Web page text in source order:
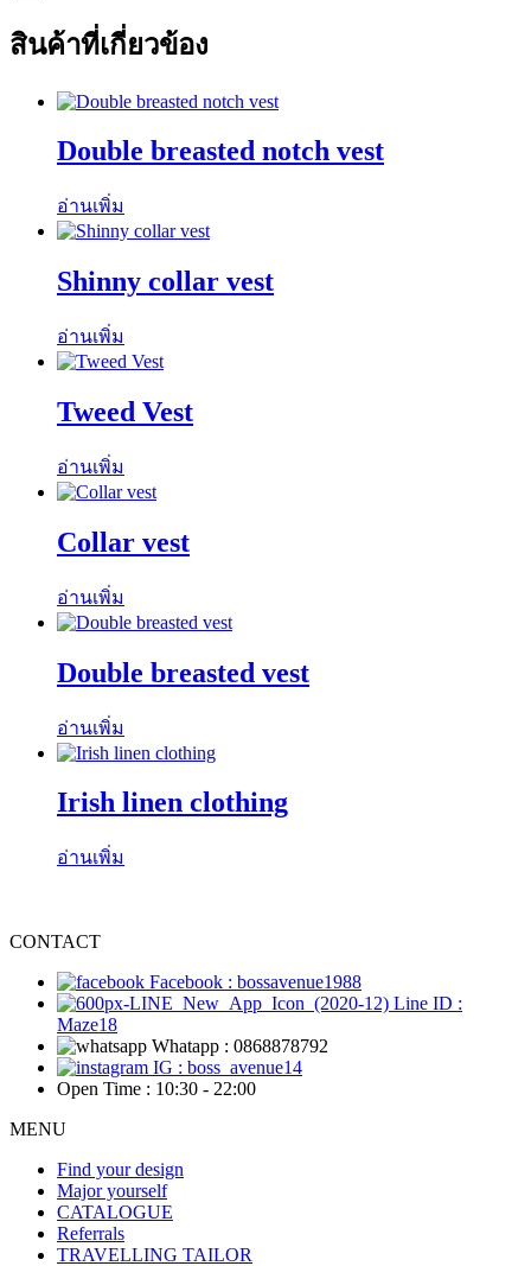
สินค้าที่เกี่ยวข้อง
Double breasted notch vest
อ่านเพิ่ม
Shinny collar vest
อ่านเพิ่ม
Tweed Vest
อ่านเพิ่ม
Collar vest
อ่านเพิ่ม
Double breasted vest
อ่านเพิ่ม
Irish linen clothing
อ่านเพิ่ม
CONTACT
Facebook : bossavenue1988
Line ID :
Maze18
Whatapp : 0868878792
IG : boss_avenue14
Open Time : 10:30 - 22:00
MENU
Find your design
Major yourself
CATALOGUE
Referrals
TRAVELLING TAILOR